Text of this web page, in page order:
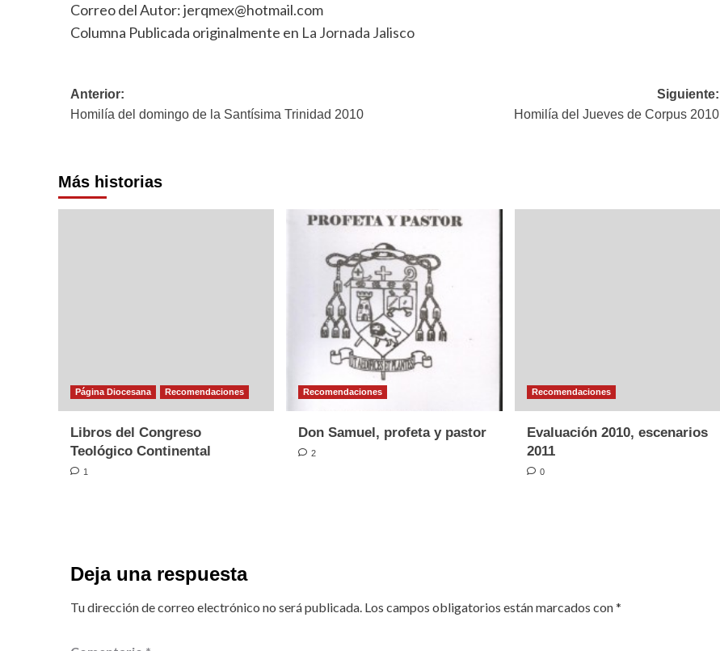
Correo del Autor: jerqmex@hotmail.com
Columna Publicada originalmente en La Jornada Jalisco
Navegación
de
Anterior:
Homilía del domingo de la Santísima Trinidad 2010
Siguiente:
Homilía del Jueves de Corpus 2010
Más historias
Página Diocesana Recomendaciones
Libros del Congreso
Teológico Continental
1
Recomendaciones
Don Samuel, profeta y pastor
2
Recomendaciones
Evaluación 2010, escenarios
2011
0
Deja una respuesta
Tu dirección de correo electrónico no será publicada. Los campos obligatorios están marcados con*